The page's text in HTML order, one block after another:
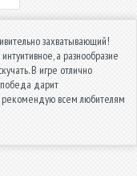
захватывающий!
а разнообразие
В игре отлично
победа дарит
рекомендую всем любителям